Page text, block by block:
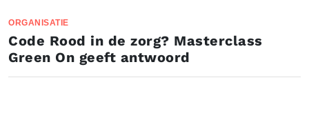
ORGANISATIE
Code Rood in de zorg? Masterclass
Green On geeft antwoord